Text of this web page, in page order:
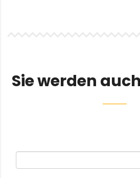
Sie werden